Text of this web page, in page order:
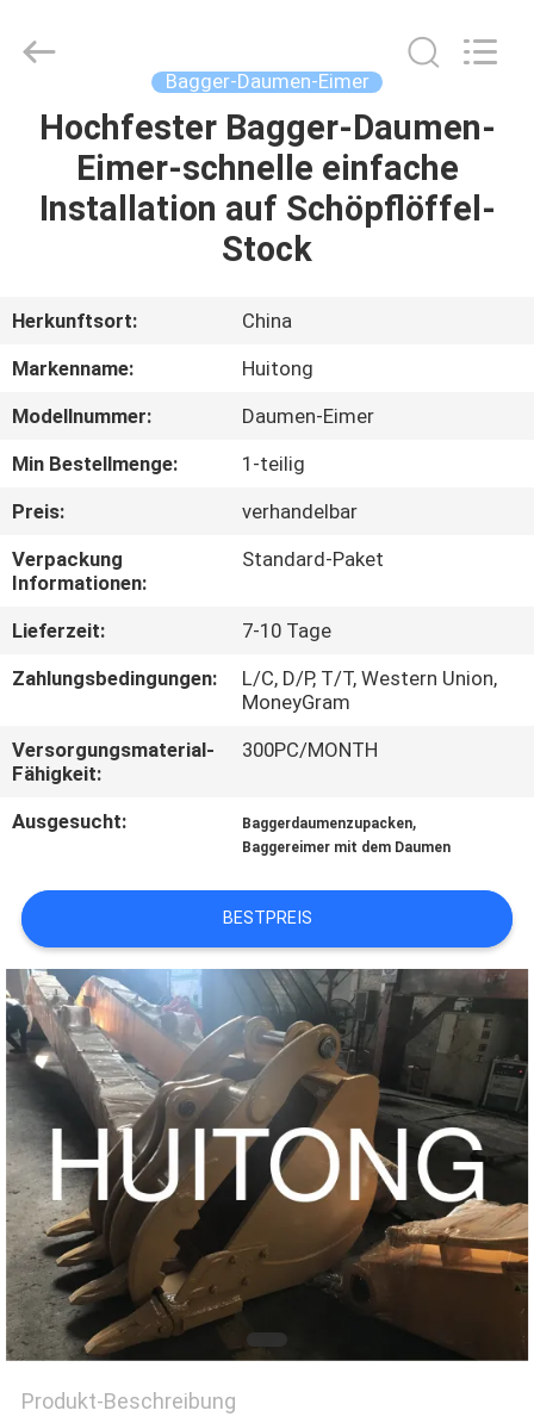
HAUSE
VR-
SHOW
ÜBER
UNS
WERKSBESICHTIGUNG
QUALITÄTSKONTROLLE
BITTE UM
EIN
SEITENVERZEICHNIS
DATENSCHUTZ-
BESTIMMUNGEN
Reserved.
Bagger-Daumen-Eimer
Hochfester Bagger-Daumen-
Eimer-schnelle einfache
Installation auf Schöpflöffel-
Stock
Herkunftsort:
China
Markenname:
Huitong
Modellnummer:
Daumen-Eimer
Min Bestellmenge:
1-teilig
Preis:
verhandelbar
Verpackung
Informationen:
Standard-Paket
Lieferzeit:
7-10 Tage
Zahlungsbedingungen:
L/C, D/P, T/T, Western Union,
MoneyGram
Versorgungsmaterial-
Fähigkeit:
300PC/MONTH
Ausgesucht: Baggerdaumenzupacken,
Baggereimer mit dem Daumen
BESTPREIS
Produkt-Beschreibung